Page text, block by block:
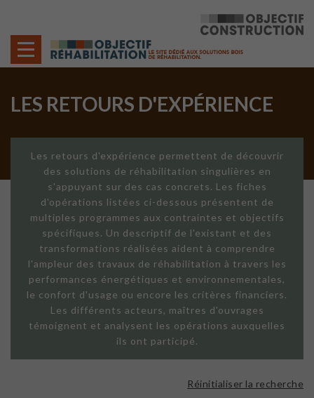
LES RETOURS D'EXPÉRIENCE
Les retours d'expérience permettent de découvrir
des solutions de réhabilitation singulières en
s'appuyant sur des cas concrets. Les fiches
d'opérations listées ci-dessous présentent de
multiples programmes aux contraintes et objectifs
spécifiques. Un descriptif de l'existant et des
transformations réalisées aident à comprendre
l'ampleur des travaux de réhabilitation à travers les
performances énergétiques et environnementales,
le confort d'usage ou encore les critères financiers.
Les différents acteurs, maîtres d'ouvrages
témoignent et analysent les opérations auxquelles
ils ont participé.
Réinitialiser la recherche
FAÇADE SUR
ISOLATION